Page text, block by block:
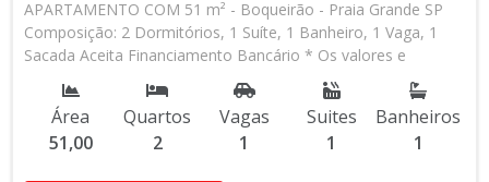
APARTAMENTO COM 51 m² - Boqueirão - Praia Grande SP
Composição: 2 Dormitórios, 1 Suíte, 1 Banheiro, 1 Vaga, 1
Sacada Aceita Financiamento Bancário * Os valores e
disponibilidade podem ser alterados sem prévio aviso. Favor
verificar entrando em contato com nossa equipe
Área
51,00
Quartos
2
Vagas
1
Suites
1
Banheiros
1